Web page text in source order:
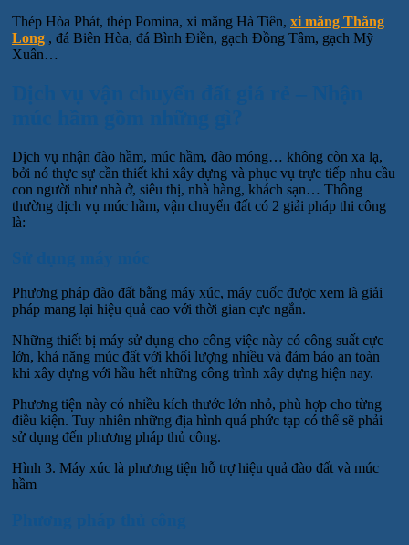
Thép Hòa Phát, thép Pomina, xi măng Hà Tiên, xi măng Thăng
Long , đá Biên Hòa, đá Bình Điền, gạch Đồng Tâm, gạch Mỹ
Xuân…
Dịch vụ nhận đào hầm, múc hầm, đào móng… không còn xa lạ,
bởi nó thực sự cần thiết khi xây dựng và phục vụ trực tiếp nhu cầu
con người như nhà ở, siêu thị, nhà hàng, khách sạn… Thông
thường dịch vụ múc hầm, vận chuyển đất có 2 giải pháp thi công
là:
Phương pháp đào đất bằng máy xúc, máy cuốc được xem là giải
pháp mang lại hiệu quả cao với thời gian cực ngắn.
Những thiết bị máy sử dụng cho công việc này có công suất cực
lớn, khả năng múc đất với khối lượng nhiều và đảm bảo an toàn
khi xây dựng với hầu hết những công trình xây dựng hiện nay.
Phương tiện này có nhiều kích thước lớn nhỏ, phù hợp cho từng
điều kiện. Tuy nhiên những địa hình quá phức tạp có thể sẽ phải
sử dụng đến phương pháp thủ công.
Hình 3. Máy xúc là phương tiện hỗ trợ hiệu quả đào đất và múc
hầm